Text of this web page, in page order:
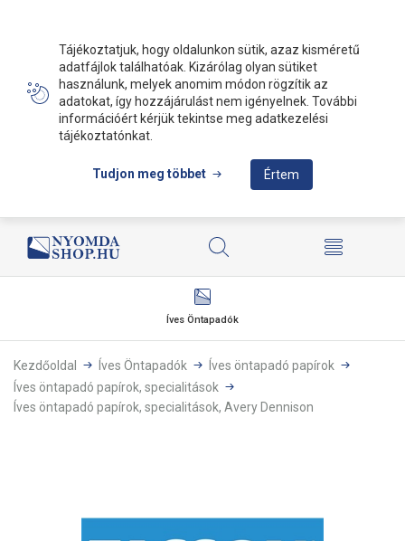
Tájékoztatjuk, hogy oldalunkon sütik, azaz kisméretű
adatfájlok találhatóak. Kizárólag olyan sütiket
használunk, melyek anomim módon rögzítik az
adatokat, így hozzájárulást nem igényelnek. További
információért kérjük tekintse meg adatkezelési
tájékoztatónkat.
Tudjon meg többet Értem
Íves Öntapadók
Kezdőoldal Íves Öntapadók
Íves öntapadó papírok
Íves öntapadó papírok, specialitások
Íves öntapadó papírok, specialitások, Avery Dennison